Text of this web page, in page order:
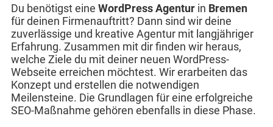
Du benötigst eine WordPress Agentur in Bremen
für deinen Firmenauftritt? Dann sind wir deine
zuverlässige und kreative Agentur mit langjähriger
Erfahrung. Zusammen mit dir finden wir heraus,
welche Ziele du mit deiner neuen WordPress-
Webseite erreichen möchtest. Wir erarbeiten das
Konzept und erstellen die notwendigen
Meilensteine. Die Grundlagen für eine erfolgreiche
SEO-Maßnahme gehören ebenfalls in diese Phase.